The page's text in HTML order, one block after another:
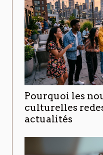
Pourquoi les
culturelles
actualités